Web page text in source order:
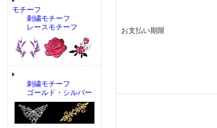
モチーフ
刺繍モチーフ
レースモチーフ
刺繍モチーフ
ゴールド・シルバー
お支払い期限